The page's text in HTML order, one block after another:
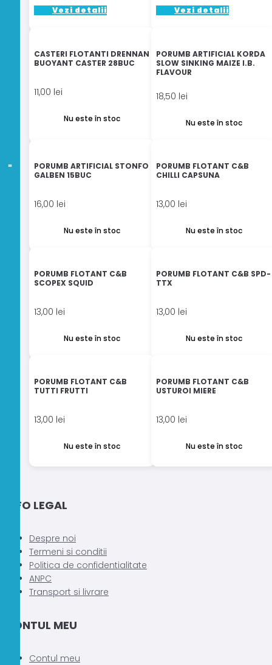
alese
Vezi detaliiAcest
mai
multe
fi
produsului.
Vezi detaliiAcest
mai
multe
alese
CASTERI FLOTANTI DRENNAN
BUOYANT CASTER 28BUC
11,00 lei
Nu este în stoc
PORUMB ARTIFICIAL KORDA
SLOW SINKING MAIZE I.B.
FLAVOUR
18,50 lei
Nu este în stoc
PORUMB ARTIFICIAL STONFO
GALBEN 15BUC
16,00 lei
Nu este în stoc
PORUMB FLOTANT C&B
CHILLI CAPSUNA
13,00 lei
Nu este în stoc
PORUMB FLOTANT C&B
SCOPEX SQUID
13,00 lei
Nu este în stoc
PORUMB FLOTANT C&B SPD-
TTX
13,00 lei
Nu este în stoc
PORUMB FLOTANT C&B
TUTTI FRUTTI
13,00 lei
Nu este în stoc
PORUMB FLOTANT C&B
USTUROI MIERE
13,00 lei
Nu este în stoc
INFO LEGAL
Despre noi
Termeni si conditii
Politica de confidentialitate
ANPC
Transport si livrare
CONTUL MEU
Contul meu